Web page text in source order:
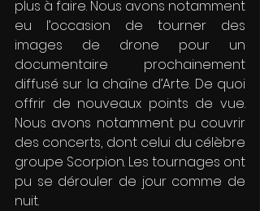
plus à faire. Nous avons notamment
eu l’occasion de tourner des
images de drone pour un
documentaire prochainement
diffusé sur la chaîne d’Arte. De quoi
offrir de nouveaux points de vue.
Nous avons notamment pu couvrir
des concerts, dont celui du célèbre
groupe Scorpion. Les tournages ont
pu se dérouler de jour comme de
nuit.